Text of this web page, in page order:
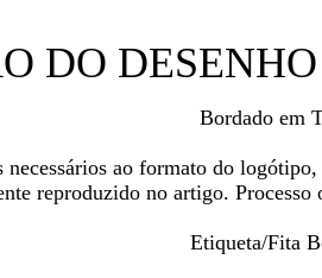
DO
Bordado em
necessários ao formato do
reproduzido no artigo.
Etiqueta/Fita